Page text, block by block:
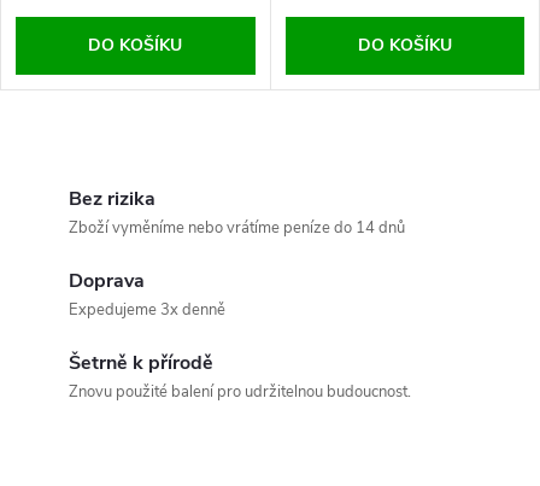
DO KOŠÍKU DO KOŠÍKU
Bez rizika
Zboží vyměníme nebo vrátíme peníze do 14 dnů
Doprava
Expedujeme 3x denně
Šetrně k přírodě
Znovu použité balení pro udržitelnou budoucnost.